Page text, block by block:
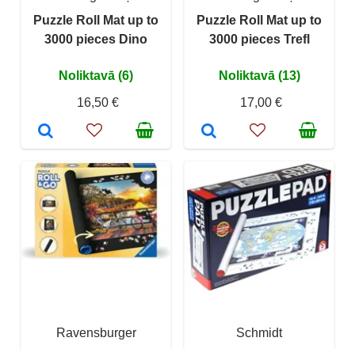
Puzzle Roll Mat up to
3000 pieces Dino
Noliktavā (6)
16,50 €
Puzzle Roll Mat up to
3000 pieces Trefl
Noliktavā (13)
17,00 €
Ravensburger
Schmidt